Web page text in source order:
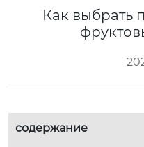
Как выбрать
содержание